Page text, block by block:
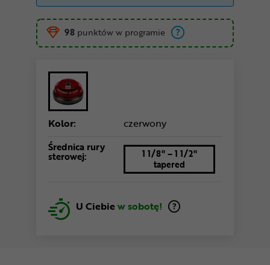
98 punktów w programie
Kolor: czerwony
Średnica rury
sterowej:
1 1/8" – 1 1/2"
tapered
U Ciebiew sobotę!